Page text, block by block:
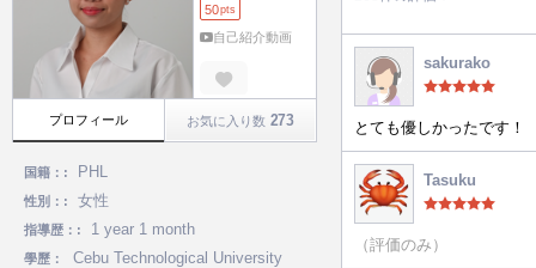
50pts
自己紹介動画
プロフィール お気に入り数 273
国籍：: PHL
性別：: 女性
指導歴：: 1 year 1 month
學歷：
Cebu Technological University
sakurako
とても優しかったです！
Tasuku
（評価のみ）